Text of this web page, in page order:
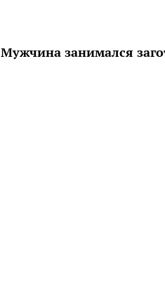
Мужчина занимался